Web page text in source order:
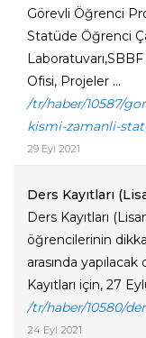
Görevli Öğrenci
Statüde Öğrenci
Ofisi, Projeler ...
/tr/haber/10587/
kismi-zamanli-
29 Eyl 2021
Ders Kayıtları
Ders Kayıtları
öğrencilerinin
arasında
Kayıtları için, 27
/tr/haber/10580/
24 Eyl 2021